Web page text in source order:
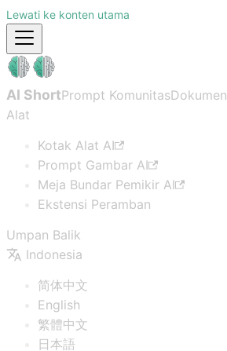
Lewati ke konten utama
AI ShortPrompt KomunitasDokumen
Alat
Kotak Alat AI
Prompt Gambar AI
Meja Bundar Pemikir AI
Ekstensi Peramban
Umpan Balik
Indonesia
简体中文
English
繁體中文
日本語